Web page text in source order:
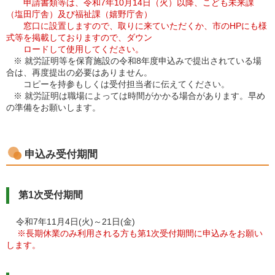
申請書類等は、令和7年10月14日（火）以降、こども未来課
（塩田庁舎）及び福祉課（嬉野庁舎）
窓口に設置しますので、取りに来ていただくか、市のHPにも様
式等を掲載しておりますので、ダウン
ロードして使用してください。
※ 就労証明等を保育施設の令和8年度申込みで提出されている場
合は、再度提出の必要はありません。
コピーを持参もしくは受付担当者に伝えてください。
※ 就労証明は職場によっては時間がかかる場合があります。早め
の準備をお願いします。
申込み受付期間
第1次受付期間
令和7年11月4日(火)～21日(金)
※長期休業のみ利用される方も第1次受付期間に申込みをお願い
します。